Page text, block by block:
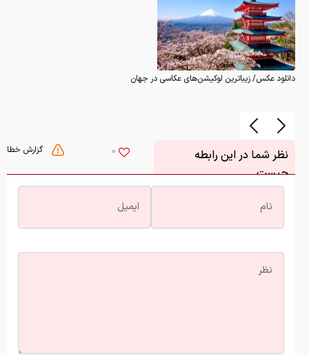
دانلود عکس/ زیباترین لوکیشن‌های عکاسی در جهان
گزارش خطا 0
نظر شما در این رابطه
چیست